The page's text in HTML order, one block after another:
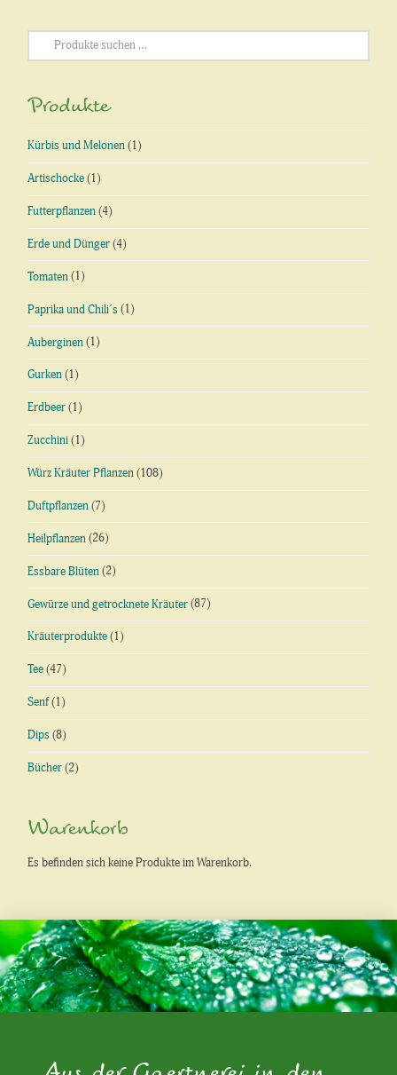
Suchen
nach:
Produkte
Kürbis und Melonen (1)
Artischocke (1)
Futterpflanzen (4)
Erde und Dünger (4)
Tomaten (1)
Paprika und Chili´s (1)
Auberginen (1)
Gurken (1)
Erdbeer (1)
Zucchini (1)
Würz Kräuter Pflanzen (108)
Duftpflanzen (7)
Heilpflanzen (26)
Essbare Blüten (2)
Gewürze und getrocknete Kräuter (87)
Kräuterprodukte (1)
Tee (47)
Senf(1)
Dips (8)
Bücher (2)
Warenkorb
Es befinden sich keine Produkte im Warenkorb.